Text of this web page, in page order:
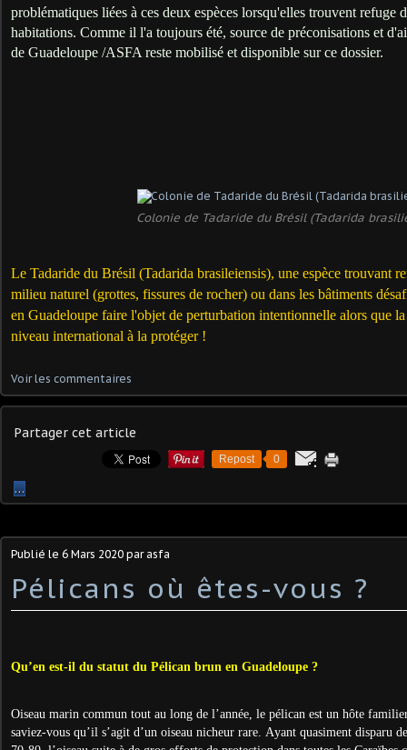
problématiques liées à ces deux espèces lorsqu'elles trouvent refuge
habitations. Comme il l'a toujours été, source de préconisations et
de Guadeloupe /ASFA reste mobilisé et disponible sur ce dossier.
Colonie de Tadaride du Brésil (Tadarida
Le Tadaride du Brésil (Tadarida brasileiensis), une espèce trouvant
milieu naturel (grottes, fissures de rocher) ou dans les bâtiments
en Guadeloupe faire l'objet de perturbation intentionnelle alors que la
niveau international à la protéger !
Voir les commentaires
Partager cet article
Repost 0
…
Publié le 6 Mars 2020 par asfa
Pélicans où êtes-vous ?
Qu’en est-il du statut du Pélican brun en Guadeloupe ?
Oiseau marin commun tout au long de l’année, le pélican est un hôte
saviez-vous qu’il s’agit d’un oiseau nicheur rare. Ayant quasiment disparu